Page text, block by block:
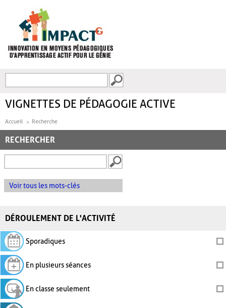
FORMULAIRE DE
VIGNETTES DE PÉDAGOGIE ACTIVE
Accueil Recherche
RECHERCHER
Voir tous les mots-clés
DÉROULEMENT DE L'ACTIVITÉ
Sporadiques
En plusieurs séances
En classe seulement